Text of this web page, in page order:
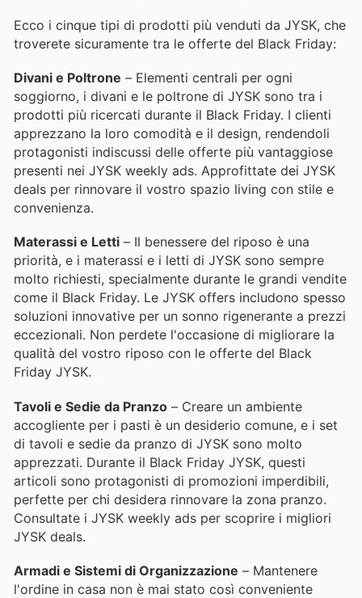
Ecco i cinque tipi di prodotti più venduti da JYSK, che
troverete sicuramente tra le offerte del Black Friday:
Divani e Poltrone – Elementi centrali per ogni
soggiorno, i divani e le poltrone di JYSK sono tra i
prodotti più ricercati durante il Black Friday. I clienti
apprezzano la loro comodità e il design, rendendoli
protagonisti indiscussi delle offerte più vantaggiose
presenti nei JYSK weekly ads. Approfittate dei JYSK
deals per rinnovare il vostro spazio living con stile e
convenienza.
Materassi e Letti – Il benessere del riposo è una
priorità, e i materassi e i letti di JYSK sono sempre
molto richiesti, specialmente durante le grandi vendite
come il Black Friday. Le JYSK offers includono spesso
soluzioni innovative per un sonno rigenerante a prezzi
eccezionali. Non perdete l'occasione di migliorare la
qualità del vostro riposo con le offerte del Black
Friday JYSK.
Tavoli e Sedie da Pranzo – Creare un ambiente
accogliente per i pasti è un desiderio comune, e i set
di tavoli e sedie da pranzo di JYSK sono molto
apprezzati. Durante il Black Friday JYSK, questi
articoli sono protagonisti di promozioni imperdibili,
perfette per chi desidera rinnovare la zona pranzo.
Consultate i JYSK weekly ads per scoprire i migliori
JYSK deals.
Armadi e Sistemi di Organizzazione – Mantenere
l'ordine in casa non è mai stato così conveniente